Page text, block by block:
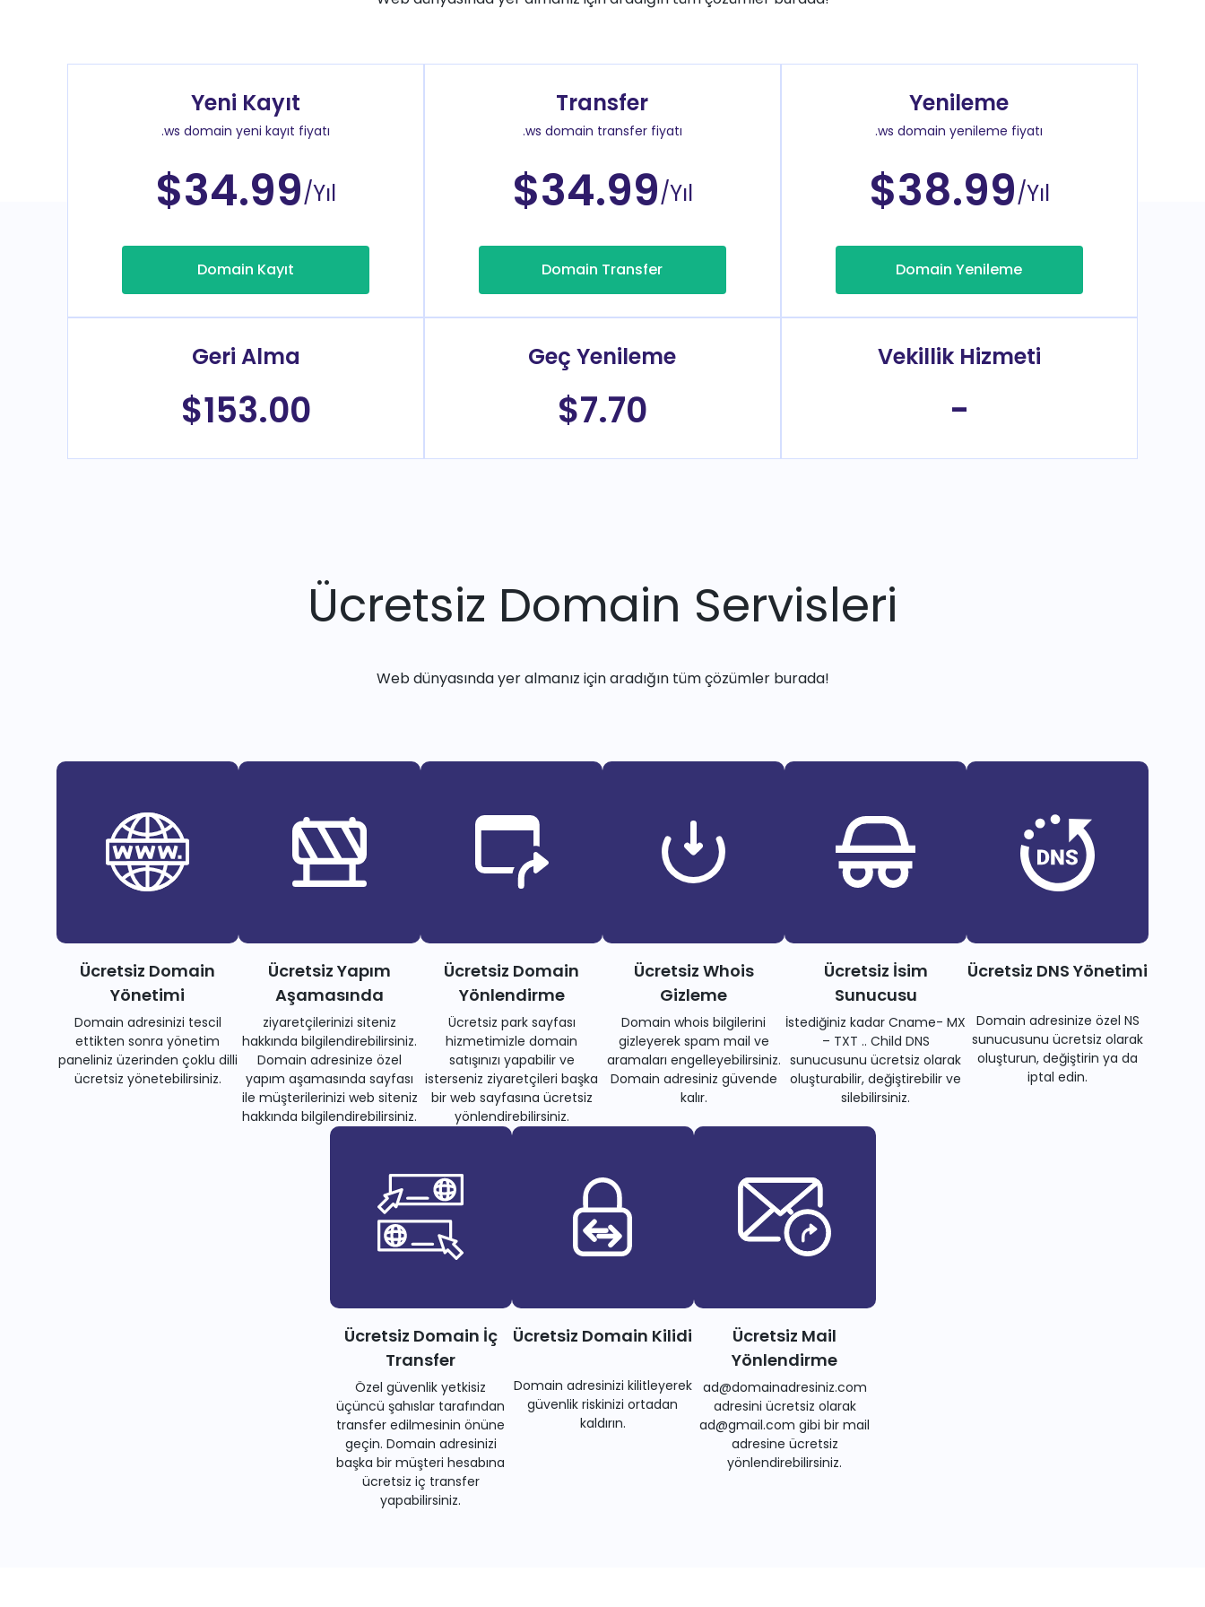
Yeni Kayıt
.ws domain yeni kayıt fiyatı
$34.99/Yıl
Domain Kayıt
Transfer
.ws domain transfer fiyatı
$34.99/Yıl
Domain Transfer
Yenileme
.ws domain yenileme fiyatı
$38.99/Yıl
Domain Yenileme
Geri Alma
$153.00
Geç Yenileme
$7.70
Vekillik Hizmeti
-
Ücretsiz Domain Servisleri
Web dünyasında yer almanız için aradığın tüm çözümler burada!
Ücretsiz Domain
Yönetimi
Domain adresinizi tescil
ettikten sonra yönetim
paneliniz üzerinden çoklu dilli
ücretsiz yönetebilirsiniz.
Ücretsiz Yapım
Aşamasında
ziyaretçilerinizi siteniz
hakkında bilgilendirebilirsiniz.
Domain adresinize özel
yapım aşamasında sayfası
ile müşterilerinizi web siteniz
hakkında bilgilendirebilirsiniz.
Ücretsiz Domain
Yönlendirme
Ücretsiz park sayfası
hizmetimizle domain
satışınızı yapabilir ve
isterseniz ziyaretçileri başka
bir web sayfasına ücretsiz
yönlendirebilirsiniz.
Ücretsiz Whois
Gizleme
Domain whois bilgilerini
gizleyerek spam mail ve
aramaları engelleyebilirsiniz.
Domain adresiniz güvende
kalır.
Ücretsiz İsim
Sunucusu
İstediğiniz kadar Cname- MX
– TXT .. Child DNS
sunucusunu ücretsiz olarak
oluşturabilir, değiştirebilir ve
silebilirsiniz.
Ücretsiz DNS Yönetimi
Domain adresinize özel NS
sunucusunu ücretsiz olarak
oluşturun, değiştirin ya da
iptal edin.
Ücretsiz Domain İç
Transfer
Özel güvenlik yetkisiz
üçüncü şahıslar tarafından
transfer edilmesinin önüne
geçin. Domain adresinizi
başka bir müşteri hesabına
ücretsiz iç transfer
yapabilirsiniz.
Ücretsiz Domain Kilidi
Domain adresinizi kilitleyerek
güvenlik riskinizi ortadan
kaldırın.
Ücretsiz Mail
Yönlendirme
ad@domainadresiniz.com
adresini ücretsiz olarak
ad@gmail.com gibi bir mail
adresine ücretsiz
yönlendirebilirsiniz.